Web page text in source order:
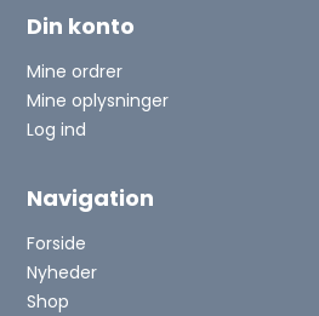
Din konto
Mine ordrer
Mine oplysninger
Log ind
Navigation
Forside
Nyheder
Shop